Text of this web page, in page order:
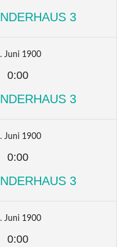
3
Juni 1900
0:00
3
Juni 1900
0:00
3
Juni 1900
0:00